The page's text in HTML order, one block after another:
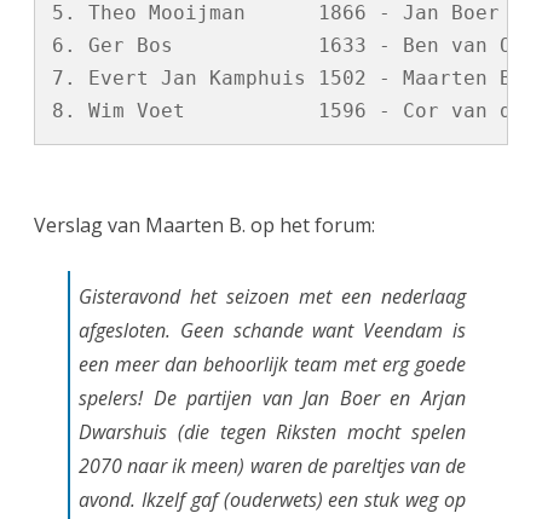
g
t
s
o
e
n
e
t
5. Theo Mooijman      1866 - Jan
6. Ger Bos            1633 - Ben van
7. Evert Jan Kamphuis 1502 - Maarten
Verslag van Maarten B. op het forum:
Gisteravond het seizoen met een nederlaag
afgesloten. Geen schande want Veendam is
een meer dan behoorlijk team met erg goede
spelers! De partijen van Jan Boer en Arjan
Dwarshuis (die tegen Riksten mocht spelen
2070 naar ik meen) waren de pareltjes van de
avond. Ikzelf gaf (ouderwets) een stuk weg op